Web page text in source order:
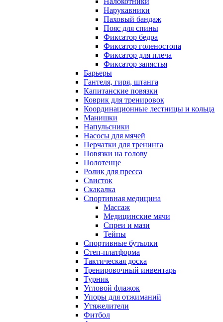
Нарукавники
Паховый бандаж
Пояс для спины
Фиксатор бедра
Фиксатор голеностопа
Фиксатор для плеча
Фиксатор запястья
Барьеры
Гантеля, гиря, штанга
Капитанские повязки
Коврик для тренировок
Координационные лестницы и кольца
Манишки
Напульсники
Насосы для мячей
Перчатки для тренинга
Повязки на голову
Полотенце
Ролик для пресса
Свисток
Скакалка
Спортивная медицина
Массаж
Медицинские мячи
Спреи и мази
Тейпы
Спортивные бутылки
Степ-платформа
Тактическая доска
Тренировочный инвентарь
Турник
Угловой флажок
Упоры для отжиманий
Утяжелители
Фитбол